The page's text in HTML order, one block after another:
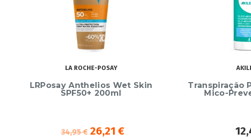
AKILEÏNE
Transpiração Pó Absorvente
Mico-Preventivo 75g
12,42€
Stick